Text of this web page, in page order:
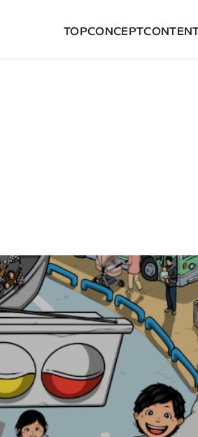
TOPCONCEPT